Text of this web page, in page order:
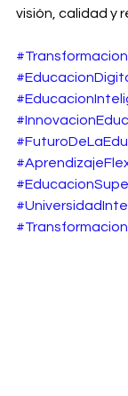
visión, calidad y